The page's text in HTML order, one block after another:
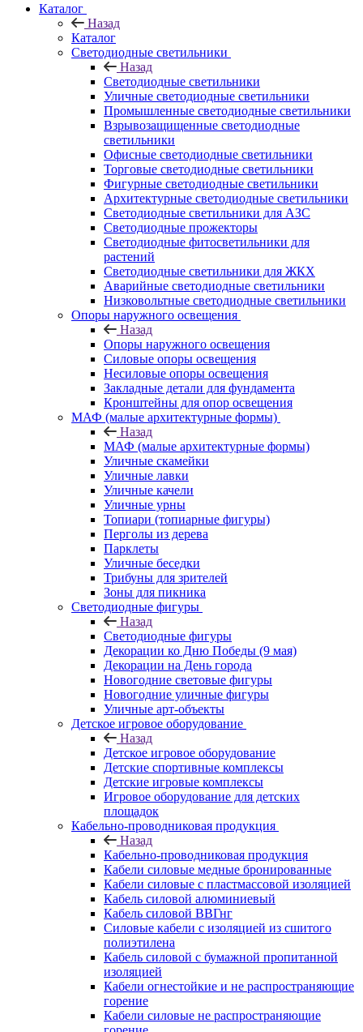
Каталог
Назад
Каталог
Светодиодные светильники
Назад
Светодиодные светильники
Уличные светодиодные светильники
Промышленные светодиодные светильники
Взрывозащищенные светодиодные
светильники
Офисные светодиодные светильники
Торговые светодиодные светильники
Фигурные светодиодные светильники
Архитектурные светодиодные светильники
Светодиодные светильники для АЗС
Светодиодные прожекторы
Светодиодные фитосветильники для
растений
Светодиодные светильники для ЖКХ
Аварийные светодиодные светильники
Низковольтные светодиодные светильники
Опоры наружного освещения
Назад
Опоры наружного освещения
Силовые опоры освещения
Несиловые опоры освещения
Закладные детали для фундамента
Кронштейны для опор освещения
МАФ (малые архитектурные формы)
Назад
МАФ (малые архитектурные формы)
Уличные скамейки
Уличные лавки
Уличные качели
Уличные урны
Топиари (топиарные фигуры)
Перголы из дерева
Парклеты
Уличные беседки
Трибуны для зрителей
Зоны для пикника
Светодиодные фигуры
Назад
Светодиодные фигуры
Декорации ко Дню Победы (9 мая)
Декорации на День города
Новогодние световые фигуры
Новогодние уличные фигуры
Уличные арт-объекты
Детское игровое оборудование
Назад
Детское игровое оборудование
Детские спортивные комплексы
Детские игровые комплексы
Игровое оборудование для детских
площадок
Кабельно-проводниковая продукция
Назад
Кабельно-проводниковая продукция
Кабели силовые медные бронированные
Кабели силовые с пластмассовой изоляцией
Кабель силовой алюминиевый
Кабель силовой ВВГнг
Силовые кабели с изоляцией из сшитого
полиэтилена
Кабель силовой с бумажной пропитанной
изоляцией
Кабели огнестойкие и не распространяющие
горение
Кабели силовые не распространяющие